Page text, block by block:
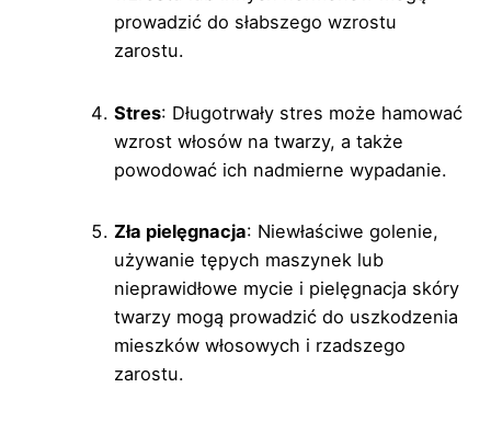
prowadzić do słabszego wzrostu
zarostu.
Stres: Długotrwały stres może hamować
wzrost włosów na twarzy, a także
powodować ich nadmierne wypadanie.
Zła pielęgnacja: Niewłaściwe golenie,
używanie tępych maszynek lub
nieprawidłowe mycie i pielęgnacja skóry
twarzy mogą prowadzić do uszkodzenia
mieszków włosowych i rzadszego
zarostu.